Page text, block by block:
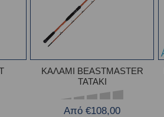
ΚΑΛΑΜΙ BEASTMASTER
TATAKI
Από €108,00